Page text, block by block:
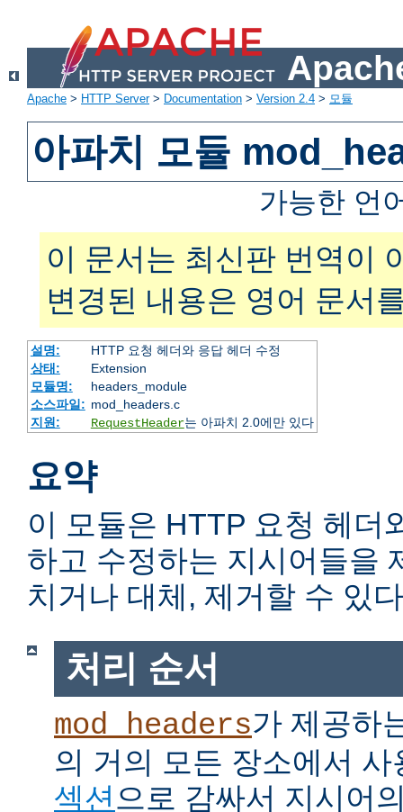
Apache > HTTP Server> Documentation > Version 2.4 > 모듈
아파치 모듈
가능한 언
이 문서는 최신판 번역이
변경된 내용은 영어 문서
설명:
HTTP 요청 헤더와 응답 헤더 수정
상태:
Extension
모듈명:
headers_module
소스파일: mod_headers.c
지원:
RequestHeader는 아파치 2.0에만 있다
요약
이 모듈은 HTTP 요청 헤더
하고 수정하는 지시어들을
치거나 대체, 제거할 수 있
처리 순서
mod_headers가 제공하
의 거의 모든 장소에서
섹션으로 감싸서 지시어